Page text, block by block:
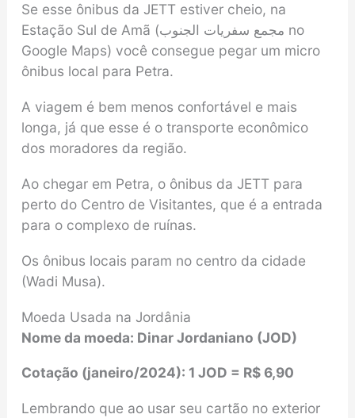
Se esse ônibus da JETT estiver cheio, na
Estação Sul de Amã (مجمع سفريات الجنوب no
Google Maps) você consegue pegar um micro
ônibus local para Petra.
A viagem é bem menos confortável e mais
longa, já que esse é o transporte econômico
dos moradores da região.
Ao chegar em Petra, o ônibus da JETT para
perto do Centro de Visitantes, que é a entrada
para o complexo de ruínas.
Os ônibus locais param no centro da cidade
(Wadi Musa).
Moeda Usada na Jordânia
Nome da moeda: Dinar Jordaniano (JOD)
Cotação (janeiro/2024): 1 JOD = R$ 6,90
Lembrando que ao usar seu cartão no exterior